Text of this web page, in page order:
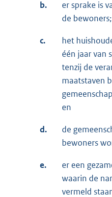
b.
er sprake is
de
c.
het
één jaar van
tenzij de
maatstaven
en
d.
de
bewoners
e.
er een
waarin de
vermeld